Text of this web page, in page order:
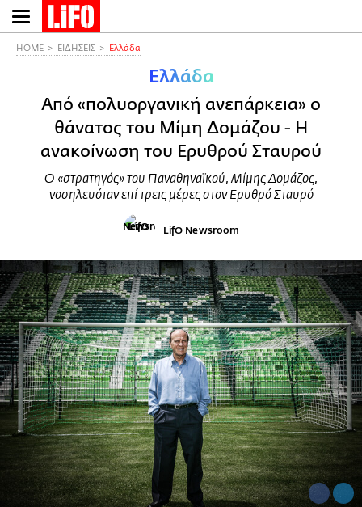
Παράκαμψη
προς
HOME ΕΙΔΗΣΕΙΣ Ελλάδα
Ελλάδα
Από «πολυοργανική ανεπάρκεια» ο
θάνατος του Μίμη Δομάζου - Η
ανακοίνωση του Ερυθρού Σταυρού
Ο «στρατηγός» του Παναθηναϊκού, Μίμης Δομάζος,
νοσηλευόταν επί τρεις μέρες στον Ερυθρό Σταυρό
LifO Newsroom